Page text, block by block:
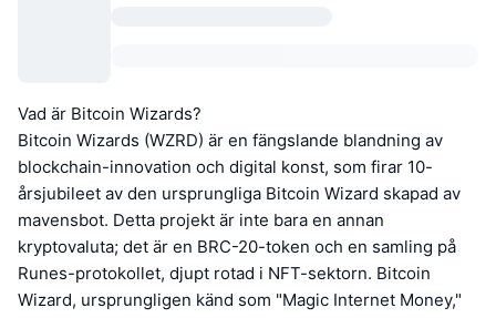
Vad är Bitcoin Wizards?
Bitcoin Wizards (WZRD) är en fängslande blandning av
blockchain-innovation och digital konst, som firar 10-
årsjubileet av den ursprungliga Bitcoin Wizard skapad av
mavensbot. Detta projekt är inte bara en annan
kryptovaluta; det är en BRC-20-token och en samling på
Runes-protokollet, djupt rotad i NFT-sektorn. Bitcoin
Wizard, ursprungligen känd som "Magic Internet Money,"